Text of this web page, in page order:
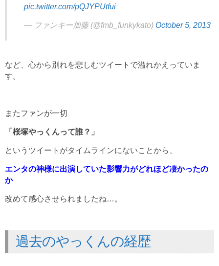
pic.twitter.com/pQJYPUtfui
— ファンキー加藤 (@fmb_funkykato) October 5, 2013
など、心から別れを悲しむツイートで溢れかえっていま
す。
またファンが一切
「桜塚やっくんって誰？」
というツイートがタイムラインにないことから、
エンタの神様に出演していた影響力がどれほど凄かったの
か
改めて感心させられましたね…。
過去のやっくんの経歴